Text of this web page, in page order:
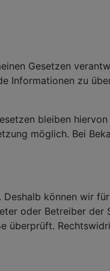
Gesetzen
Informationen zu
bleiben
möglich. Bei
können wir
oder Betreiber der
überprüft.